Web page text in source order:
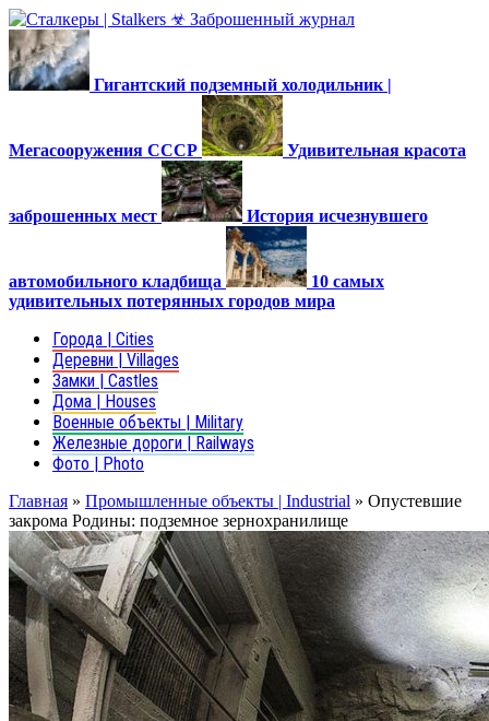
Гигантский подземный холодильник |
Мегасооружения СССР Удивительная красота
заброшенных мест История исчезнувшего
автомобильного кладбища
10 самых
удивительных потерянных городов мира
Города | Cities
Деревни | Villages
Замки | Castles
Дома | Houses
Военные объекты | Military
Железные дороги | Railways
Фото | Photo
Главная » Промышленные объекты | Industrial » Опустевшие
закрома Родины: подземное зернохранилище